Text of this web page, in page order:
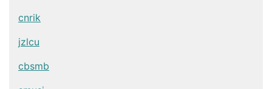
cnrik
jzlcu
cbsmb